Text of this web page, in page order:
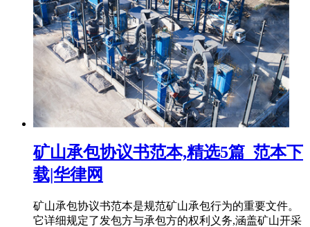
矿山承包协议书范本,精选5篇_范本下
载|华律网
矿山承包协议书范本是规范矿山承包行为的重要文件。
它详细规定了发包方与承包方的权利义务,涵盖矿山开采